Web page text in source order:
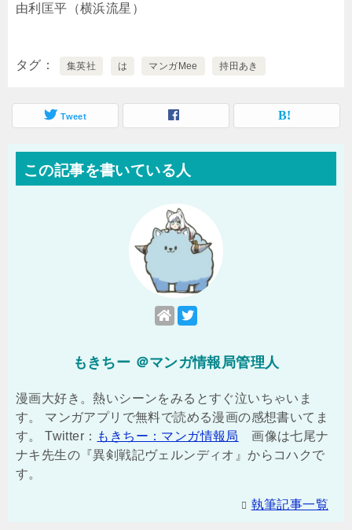
由利匡平（横浜流星）
タグ 集英社 は マンガMee 持田あき
Tweet
この記事を書いている人
もきちー ＠マンガ情報局管理人
漫画大好き。熱いシーンをみるとすぐ泣いちゃいま
す。 マンガアプリで無料で読める漫画の感想書いてま
す。 Twitter： もきちー：マンガ情報局
画像は七尾ナ
ナキ先生の『異剣戦記ヴェルンディオ』からコハクで
す。
執筆記事一覧